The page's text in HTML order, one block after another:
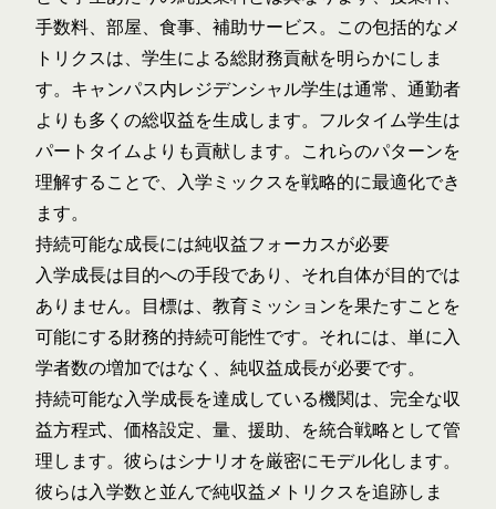
手数料、部屋、食事、補助サービス。この包括的なメ
トリクスは、学生による総財務貢献を明らかにしま
す。キャンパス内レジデンシャル学生は通常、通勤者
よりも多くの総収益を生成します。フルタイム学生は
パートタイムよりも貢献します。これらのパターンを
理解することで、入学ミックスを戦略的に最適化でき
ます。
持続可能な成長には純収益フォーカスが必要
入学成長は目的への手段であり、それ自体が目的では
ありません。目標は、教育ミッションを果たすことを
可能にする財務的持続可能性です。それには、単に入
学者数の増加ではなく、純収益成長が必要です。
持続可能な入学成長を達成している機関は、完全な収
益方程式、価格設定、量、援助、を統合戦略として管
理します。彼らはシナリオを厳密にモデル化します。
彼らは入学数と並んで純収益メトリクスを追跡しま